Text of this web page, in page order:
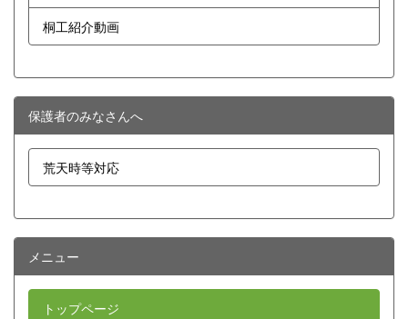
桐工紹介動画
保護者のみなさんへ
荒天時等対応
メニュー
トップページ